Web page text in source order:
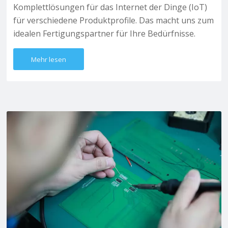
Komplettlösungen für das Internet der Dinge (IoT)
für verschiedene Produktprofile. Das macht uns zum
idealen Fertigungspartner für Ihre Bedürfnisse.
Mehr lesen